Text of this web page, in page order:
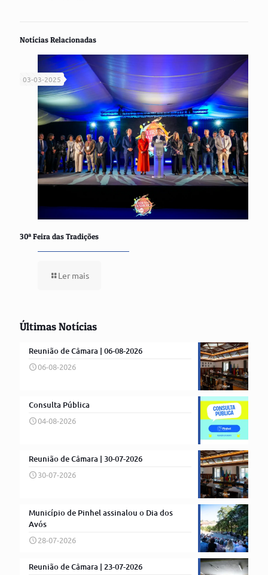
Notícias Relacionadas
03-03-2025
30ª Feira das Tradições
Ler mais
Últimas Notícias
Reunião de Câmara | 06-08-2026
06-08-2026
Consulta Pública
04-08-2026
Reunião de Câmara | 30-07-2026
30-07-2026
Município de Pinhel assinalou o Dia dos
Avós
28-07-2026
Reunião de Câmara | 23-07-2026